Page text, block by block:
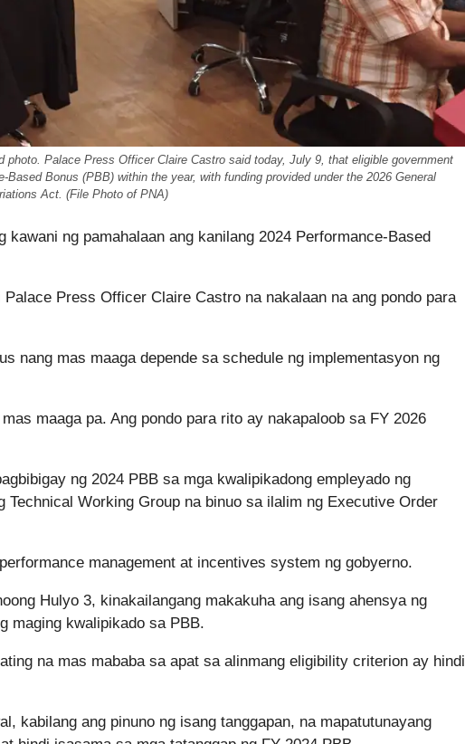
Palace Press Officer Claire Castro said today, July 9, that eligible government
Bonus (PBB) within the year, with funding provided under the 2026 General
Act. (File Photo of PNA)
kawani ng pamahalaan ang kanilang 2024 Performance-Based
Press Officer Claire Castro na nakalaan na ang pondo para
nang mas maaga depende sa schedule ng implementasyon ng
maaga pa. Ang pondo para rito ay nakapaloob sa FY 2026
ng 2024 PBB sa mga kwalipikadong empleyado ng
Technical Working Group na binuo sa ilalim ng Executive Order
management at incentives system ng gobyerno.
Hulyo 3, kinakailangang makakuha ang isang ahensya ng
maging kwalipikado sa PBB.
na mas mababa sa apat sa alinmang eligibility criterion ay hindi
kabilang ang pinuno ng isang tanggapan, na mapatutunayang